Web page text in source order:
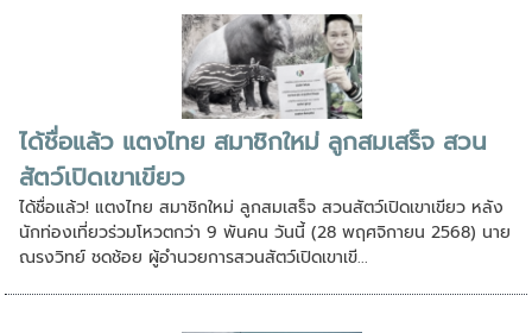
ได้ชื่อแล้ว แตงไทย สมาชิกใหม่ ลูกสมเสร็จ สวน
สัตว์เปิดเขาเขียว
ได้ชื่อแล้ว! แตงไทย สมาชิกใหม่ ลูกสมเสร็จ สวนสัตว์เปิดเขาเขียว หลัง
นักท่องเที่ยวร่วมโหวตกว่า 9 พันคน วันนี้ (28 พฤศจิกายน 2568) นาย
ณรงวิทย์ ชดช้อย ผู้อำนวยการสวนสัตว์เปิดเขาเขี...